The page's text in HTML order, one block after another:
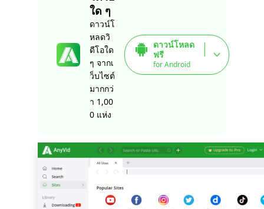
ใด ๆ
ดาวน์โ
หลดวิ
ดีโอใด
ๆ จากเ
ว็บไซต์
มากกว่
า 1,00
0 แห่ง
ดาวน์โหลด
ฟรี
for Android